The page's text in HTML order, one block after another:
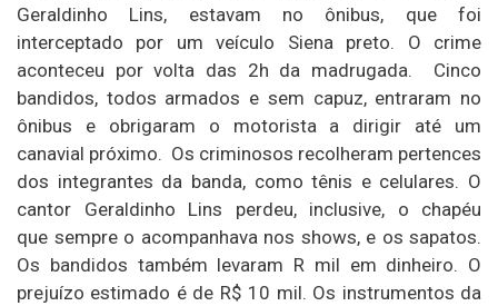
Geraldinho Lins, estavam no ônibus, que foi
interceptado por um veículo Siena preto. O crime
aconteceu por volta das 2h da madrugada. Cinco
bandidos, todos armados e sem capuz, entraram no
ônibus e obrigaram o motorista a dirigir até um
canavial próximo. Os criminosos recolheram pertences
dos integrantes da banda, como tênis e celulares. O
cantor Geraldinho Lins perdeu, inclusive, o chapéu
que sempre o acompanhava nos shows, e os sapatos.
Os bandidos também levaram R mil em dinheiro. O
prejuízo estimado é de R$ 10 mil. Os instrumentos da